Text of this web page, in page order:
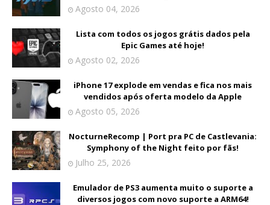
Agosto 04, 2026
Lista com todos os jogos grátis dados pela
Epic Games até hoje!
Agosto 02, 2026
iPhone 17 explode em vendas e fica nos mais
vendidos após oferta modelo da Apple
Agosto 05, 2026
NocturneRecomp | Port pra PC de Castlevania:
Symphony of the Night feito por fãs!
Julho 25, 2026
Emulador de PS3 aumenta muito o suporte a
diversos jogos com novo suporte a ARM64!